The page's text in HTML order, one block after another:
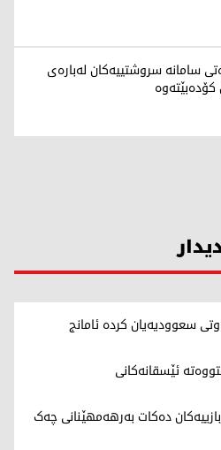
سامانە سروشتییەکان لەبارەی
کۆدەبێتەوە
سعوودیەیان کردە ئامانج
ئێسقانەکانی
دەکات بەرهەمهێنانی چەک